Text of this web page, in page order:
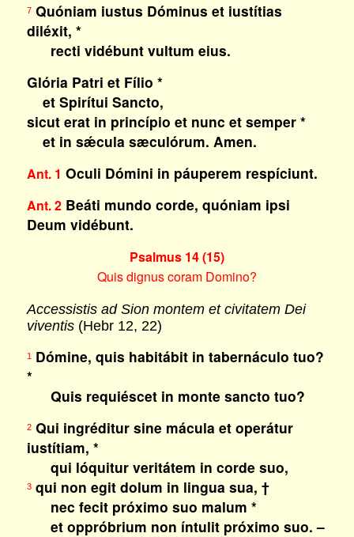
7Quóniam iustus Dóminus et iustítias
diléxit, *
recti vidébunt vultum eius.
Glória Patri et Fílio *
et Spirítui Sancto,
sicut erat in princípio et nunc et semper *
et in sǽcula sæculórum. Amen.
Ant. 1 Oculi Dómini in páuperem respíciunt.
Ant. 2Beáti mundo corde, quóniam ipsi
Deum vidébunt.
Psalmus 14 (15)
Quis dignus coram Domino?
Accessistis ad Sion montem et civitatem Dei
viventis (Hebr 12, 22)
1Dómine, quis habitábit in tabernáculo tuo?
*
Quis requiéscet in monte sancto tuo?
2Qui ingréditur sine mácula et operátur
iustítiam, *
qui lóquitur veritátem in corde suo,
3qui non egit dolum in lingua sua, †
nec fecit próximo suo malum *
et oppróbrium non íntulit próximo suo. –